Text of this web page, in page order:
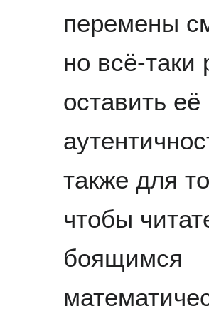
перемены
но всё-таки
оставить её
также для
чтобы
боящимся